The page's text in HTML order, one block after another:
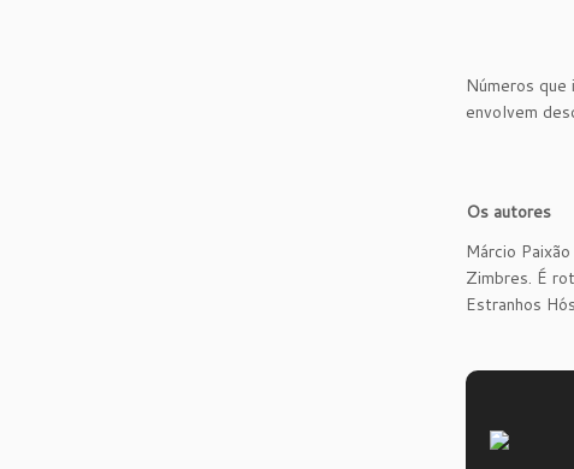
Números
envolvem
Os autores
Márcio
Zimbres. É
Estranhos